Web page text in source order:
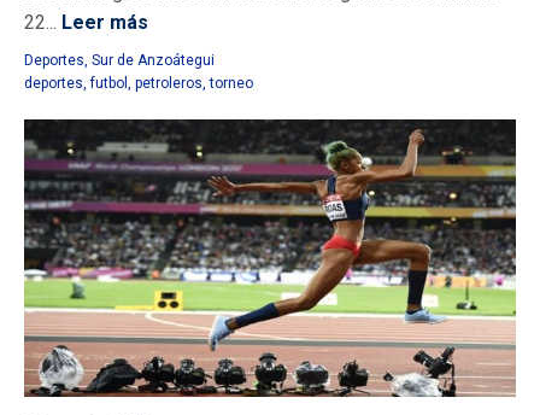
22... Leer más
Deportes, Sur de Anzoátegui
deportes,futbol , petroleros,torneo